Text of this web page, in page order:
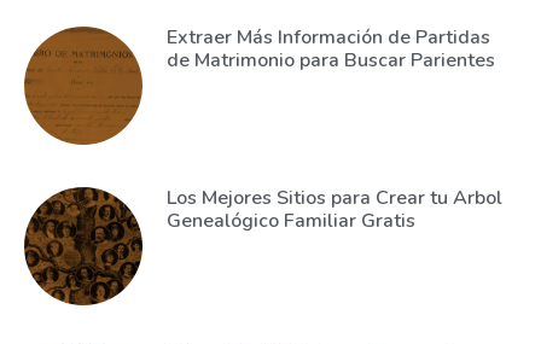
Extraer Más Información de Partidas
de Matrimonio para Buscar Parientes
Los Mejores Sitios para Crear tu Arbol
Genealógico Familiar Gratis